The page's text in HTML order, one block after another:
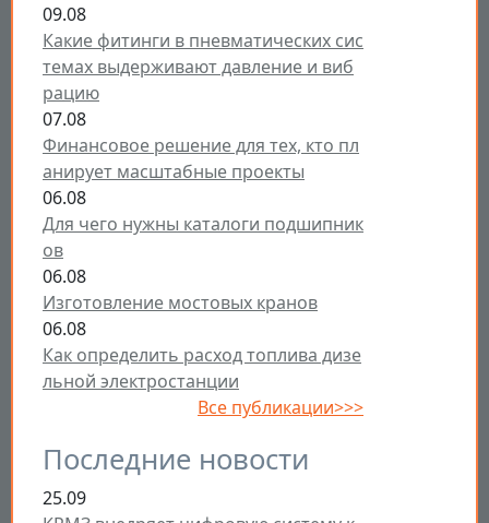
09.08
Какие фитинги в пневматических сис
темах выдерживают давление и виб
рацию
07.08
Финансовое решение для тех, кто пл
анирует масштабные проекты
06.08
Для чего нужны каталоги подшипник
ов
06.08
Изготовление мостовых кранов
06.08
Как определить расход топлива дизе
льной электростанции
Все публикации>>>
Последние новости
25.09